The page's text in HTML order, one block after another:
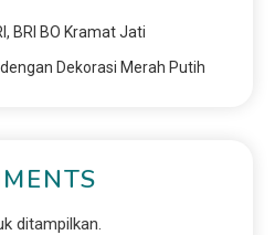
BRI BO Kramat Jati
Dekorasi Merah Putih
ditampilkan.